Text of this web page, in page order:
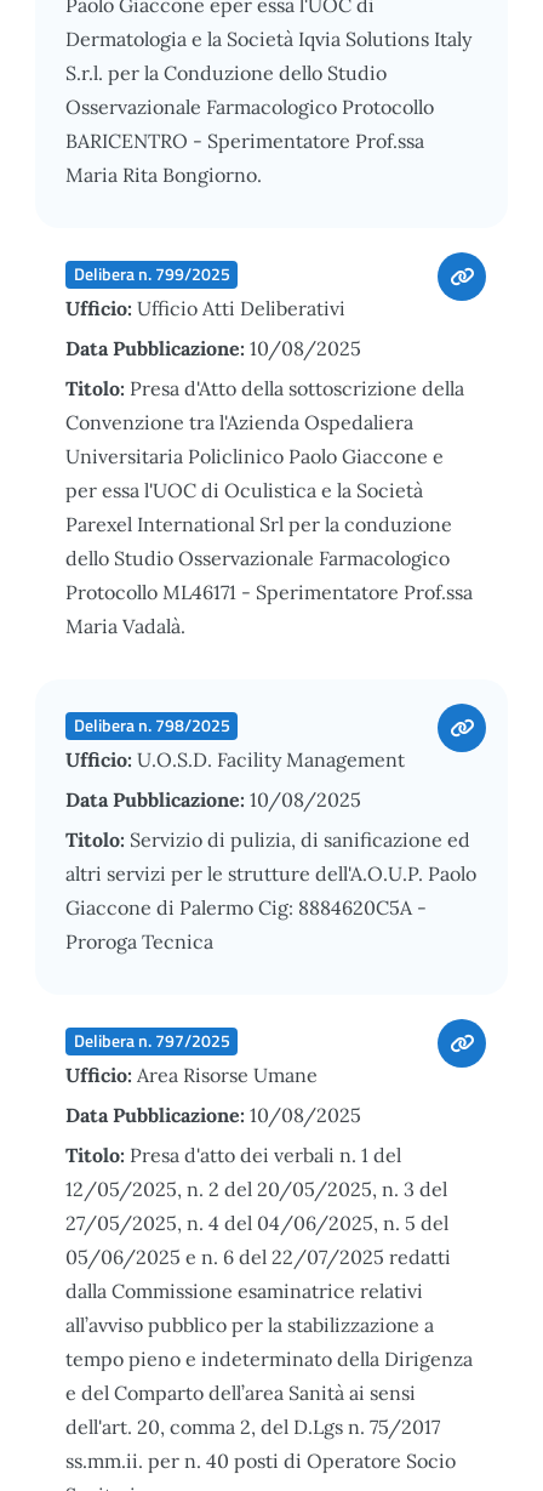
Dermatologia e la Società Iqvia Solutions Italy
S.r.l. per la Conduzione dello Studio
Osservazionale Farmacologico Protocollo
BARICENTRO - Sperimentatore Prof.ssa
Maria Rita Bongiorno.
Delibera n. 799/2025
Ufficio: Ufficio Atti Deliberativi
Data Pubblicazione: 10/08/2025
Titolo: Presa d'Atto della sottoscrizione della
Convenzione tra l'Azienda Ospedaliera
Universitaria Policlinico Paolo Giaccone e
per essa l'UOC di Oculistica e la Società
Parexel International Srl per la conduzione
dello Studio Osservazionale Farmacologico
Protocollo ML46171 - Sperimentatore Prof.ssa
Maria Vadalà.
Delibera n. 798/2025
Ufficio: U.O.S.D. Facility Management
Data Pubblicazione: 10/08/2025
Titolo: Servizio di pulizia, di sanificazione ed
altri servizi per le strutture dell'A.O.U.P. Paolo
Giaccone di Palermo Cig: 8884620C5A -
Proroga Tecnica
Delibera n. 797/2025
Ufficio: Area Risorse Umane
Data Pubblicazione: 10/08/2025
Titolo: Presa d'atto dei verbali n. 1 del
12/05/2025, n. 2 del 20/05/2025, n. 3 del
27/05/2025, n. 4 del 04/06/2025, n. 5 del
05/06/2025 e n. 6 del 22/07/2025 redatti
dalla Commissione esaminatrice relativi
all’avviso pubblico per la stabilizzazione a
tempo pieno e indeterminato della Dirigenza
e del Comparto dell’area Sanità ai sensi
dell'art. 20, comma 2, del D.Lgs n. 75/2017
ss.mm.ii. per n. 40 posti di Operatore Socio